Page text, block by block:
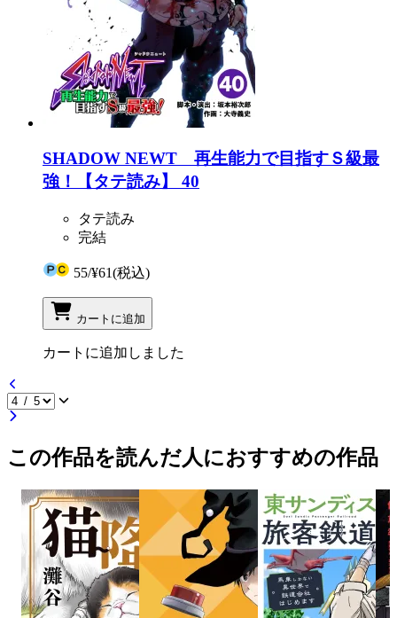
SHADOW NEWT 再生能力で目指すＳ級最
強！【タテ読み】 40
タテ読み
完結
55/¥61(税込)
カートに追加
カートに追加しました
この作品を読んだ人におすすめの作品